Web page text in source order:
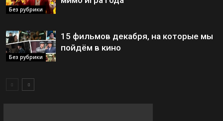
Без рубрики
Без рубрики
15 фильмов декабря, на которые мы
пойдём в кино